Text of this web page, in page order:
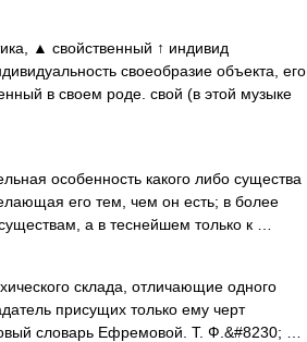
▲ свойственный ↑ индивид
своеобразие объекта, его
в своем роде. свой (в этой музыке
особенность какого либо существа
его тем, чем он есть; в более
а в теснейшем только к …
склада, отличающие одного
присущих только ему черт
словарь Ефремовой. Т. Ф.&#8230; …